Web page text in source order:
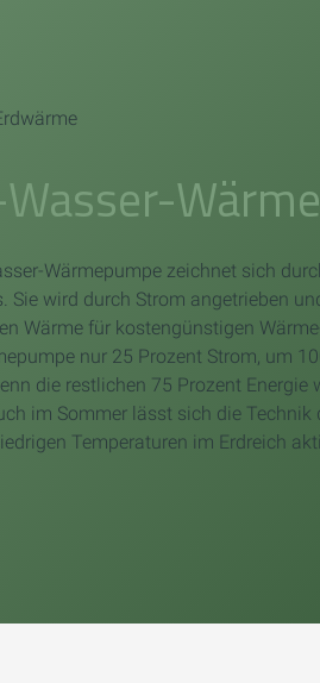
Wärmepumpe zeichnet sich
Sie wird durch Strom angetrieben
Wärme für kostengünstigen
nur 25 Prozent Strom, um
die restlichen 75 Prozent
im Sommer lässt sich die
Temperaturen im Erdreich